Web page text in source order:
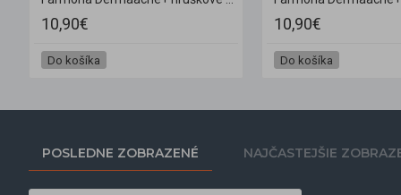
10,90€
Do košíka
10,90€
Do košíka
POSLEDNE ZOBRAZENÉ NAJČASTEJŠIE